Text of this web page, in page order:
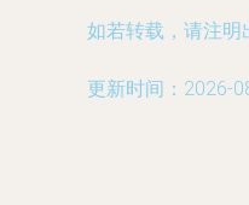
如若转载，请注
更新时间：2026-